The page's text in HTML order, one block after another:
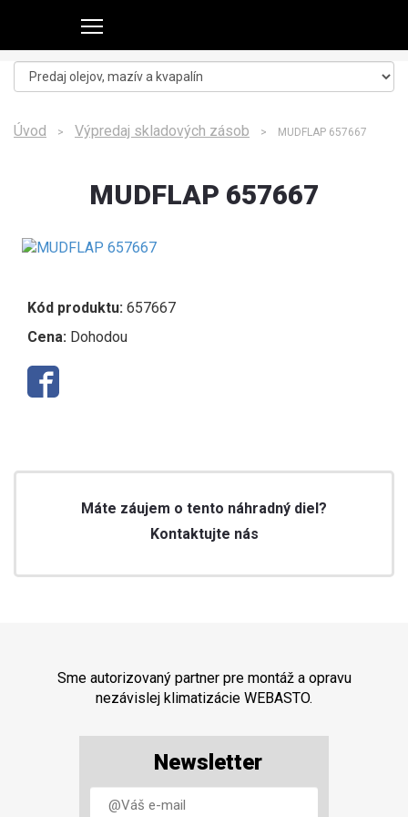
Úvod > Výpredaj skladových zásob > MUDFLAP 657667
MUDFLAP 657667
Kód produktu: 657667
Cena: Dohodou
Máte záujem o tento náhradný diel?
Kontaktujte nás
Sme autorizovaný partner pre montáž a opravu
nezávislej klimatizácie WEBASTO.
Newsletter